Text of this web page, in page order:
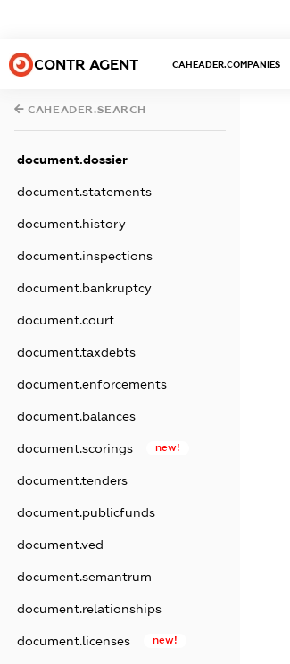
CONTR AGENT CAHEADER.COMPANIES
CAHEADER.SEARCH
document.dossier
document.statements
document.history
document.inspections
document.bankruptcy
document.court
document.taxdebts
document.enforcements
document.balances
document.scorings new!
document.tenders
document.publicfunds
document.ved
document.semantrum
document.relationships
document.licenses new!